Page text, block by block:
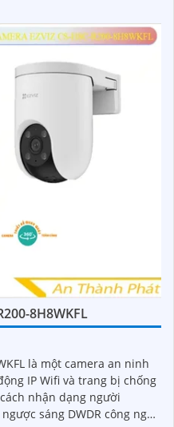
bảo hoạt động ổn định
8H8WKFL
là một camera an ninh
IP Wifi và trang bị chống
nhận dạng người
sáng DWDR công nghệ